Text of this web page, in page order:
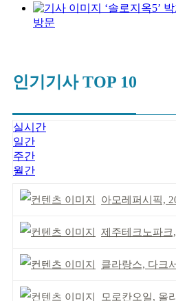
‘솔로지옥5’
방문
인기기사 TOP 10
실시간
일간
주간
월간
아모레퍼시픽, 2026
제주테크노파크
클라랑스, 다크서클
모로칸오일, 올리브